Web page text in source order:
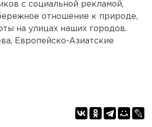
с социальной рекламой,
отношение к природе,
на улицах наших городов.
Европейско-Азиатские